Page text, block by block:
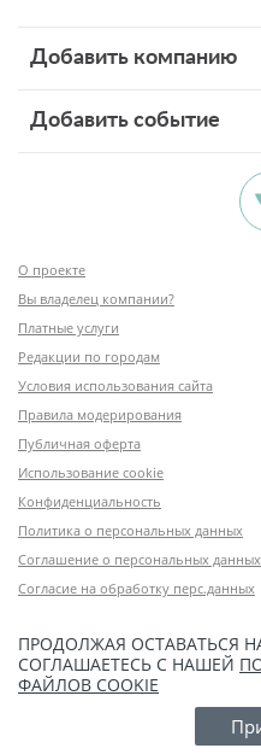
Добавить компанию
Добавить событие
О проекте
Вы владелец компании?
Платные услуги
Редакции по городам
Условия использования сайта
Правила модерирования
Публичная оферта
Использование cookie
Конфиденциальность
Политика о персональных данных
Соглашение о персональных данных
Согласие на обработку перс.данных
ПРОДОЛЖАЯ ОСТАВАТЬСЯ
СОГЛАШАЕТЕСЬ С НАШЕЙ
ФАЙЛОВ COOKIE